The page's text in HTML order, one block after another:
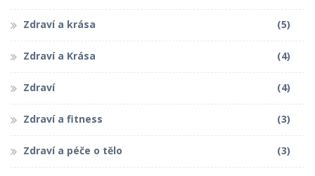
Zdraví a krása (5)
Zdraví a Krása (4)
Zdraví (4)
Zdraví a fitness (3)
Zdraví a péče o tělo (3)